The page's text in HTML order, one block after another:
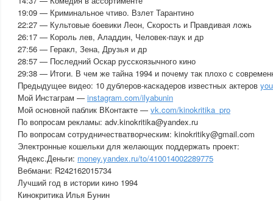
19:09 — Криминальное чтиво. Взлет Тарантино
22:27 — Культовые боевики Леон, Скорость и Правдивая ложь
26:17 — Король лев, Аладдин, Человек-паук и др
27:56 — Геракл, Зена, Друзья и др
28:57 — Последний Оскар русскоязычного кино
29:38 — Итоги. В чем же тайна 1994 и почему так плохо с
Предыдущее видео: 10 дублеров-каскадеров известных актеров
Мой Инстаграм — instagram.com/ilyabunin
Мой основной паблик ВКонтакте — vk.com/kinokritika_pro
По вопросам рекламы: adv.kinokritika@yandex.ru
По вопросам сотрудничестватворческим: kinokritiky@gmail.com
Электронные кошельки для желающих поддержать проект:
Яндекс.Деньги: money.yandex.ru/to/410014002289775
Вебмани: R242162015734
Лучший год в истории кино 1994
Кинокритика Илья Бунин